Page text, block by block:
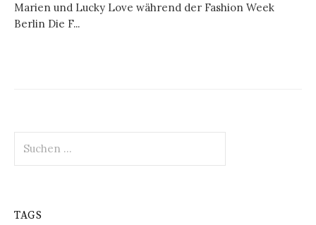
Marien und Lucky Love während der Fashion Week
Berlin Die F...
nach:
TAGS